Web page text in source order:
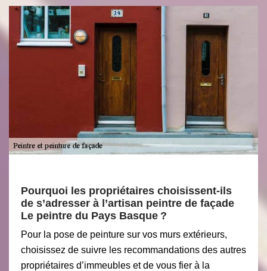
Pourquoi les propriétaires choisissent-ils
de s’adresser à l’artisan peintre de façade
Le peintre du Pays Basque ?
Pour la pose de peinture sur vos murs extérieurs,
choisissez de suivre les recommandations des autres
propriétaires d’immeubles et de vous fier à la